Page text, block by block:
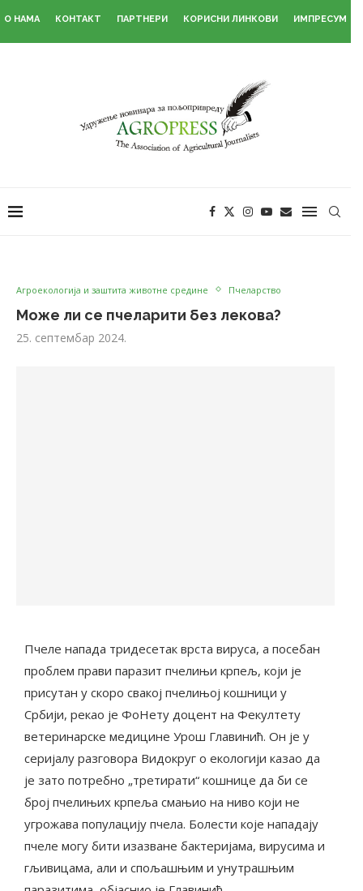
О НАМА КОНТАКТ ПАРТНЕРИ КОРИСНИ ЛИНКОВИ ИМПРЕСУМ
Агроекологија и заштита животне средине Пчеларство
Може ли се пчеларити без лекова?
25. септембар 2024.
Пчеле напада тридесетак врста вируса, а посебан
проблем прави паразит пчелињи крпељ, који је
присутан у скоро свакој пчелињој кошници у
Србији, рекао је ФоНету доцент на Фекултету
ветеринарске медицине Урош Главинић. Он је у
серијалу разговора Видокруг о екологији казао да
је зато потребно „третирати“ кошнице да би се
број пчелињих крпеља смањио на ниво који не
угрожава популацију пчела. Болести које нападају
пчеле могу бити изазване бактеријама, вирусима и
гљивицама, али и спољашњим и унутрашњим